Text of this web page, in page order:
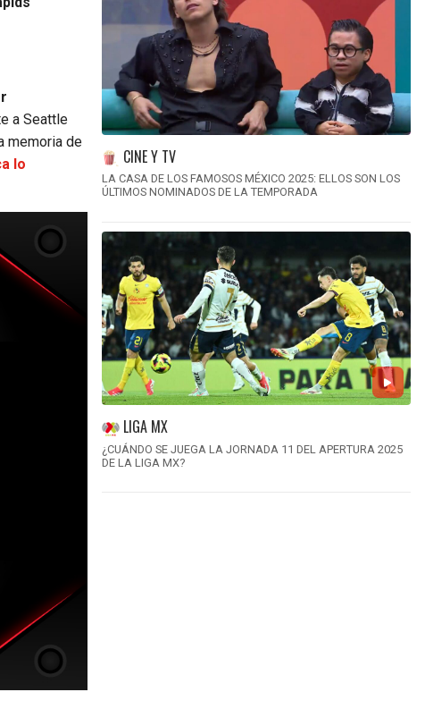
a Seattle
memoria de
lo
CINE Y TV
LA CASA DE LOS FAMOSOS MÉXICO 2025: ELLOS SON LOS
ÚLTIMOS NOMINADOS DE LA TEMPORADA
LIGA MX
¿CUÁNDO SE JUEGA LA JORNADA 11 DEL APERTURA 2025
DE LA LIGA MX?